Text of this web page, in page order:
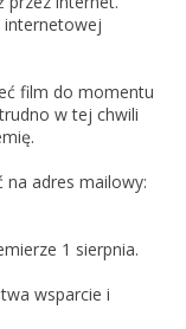
internetowej
film do momentu
w tej chwili
na adres mailowy:
1 sierpnia.
wsparcie i